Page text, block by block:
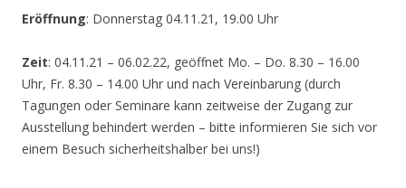
Eröffnung: Donnerstag 04.11.21, 19.00 Uhr
Zeit: 04.11.21 – 06.02.22, geöffnet Mo. – Do. 8.30 – 16.00
Uhr, Fr. 8.30 – 14.00 Uhr und nach Vereinbarung (durch
Tagungen oder Seminare kann zeitweise der Zugang zur
Ausstellung behindert werden – bitte informieren Sie sich vor
einem Besuch sicherheitshalber bei uns!)